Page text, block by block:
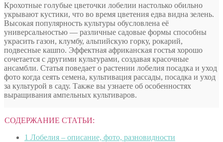
Крохотные голубые цветочки лобелии настолько обильно
укрывают кустики, что во время цветения едва видна зелень.
Высокая популярность культуры обусловлена её
универсальностью — различные садовые формы способны
украсить газон, клумбу, альпийскую горку, рокарий,
подвесные кашпо. Эффектная африканская гостья хорошо
сочетается с другими культурами, создавая красочные
ансамбли. Статья поведает о растении лобелия посадка и уход
фото когда сеять семена, культивация рассады, посадка и уход
за культурой в саду. Также вы узнаете об особенностях
выращивания ампельных культиваров.
СОДЕРЖАНИЕ СТАТЬИ:
1 Лобелия – описание, фото, разновидности